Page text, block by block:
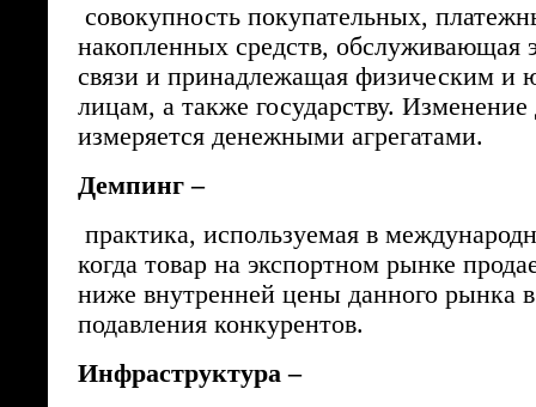
совокупность покупательных,
накопленных средств, обслуживающая
связи и принадлежащая физическим и
лицам, а также государству.
измеряется денежными агрегатами.
Демпинг –
практика, используемая в
когда товар на экспортном рынке
ниже внутренней цены данного рынка
подавления конкурентов.
Инфраструктура –